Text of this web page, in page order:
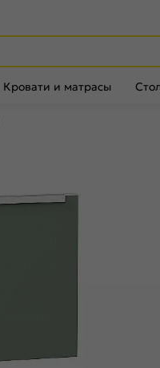
Кровати и матрасы